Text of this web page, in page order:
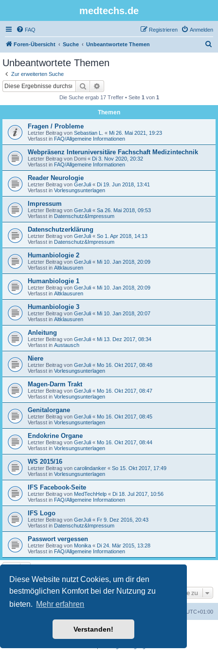
Diese Website nutzt Cookies, um dir den
bestmöglichen Komfort bei der Nutzung zu
bieten. Mehr erfahren
Verstanden!
medtechs.de
FAQ Anmelden
Registrieren
Foren-Übersicht Suche Unbeantwortete Themen
Unbeantwortete Themen
Zur erweiterten Suche
Suche
Die Suche ergab 17 Treffer • Seite 1 von 1
Themen
Fragen / Probleme
Letzter Beitrag von Sebastian L. « Mi 26. Mai 2021, 19:23
Verfasst in FAQ/Allgemeine Informationen
Webpräsenz Interuniversitäre Fachschaft Medizintechnik
Letzter Beitrag von Domi « Di 3. Nov 2020, 20:32
Verfasst in FAQ/Allgemeine Informationen
Reader Neurologie
Letzter Beitrag von GerJuli « Di 19. Jun 2018, 13:41
Verfasst in Vorlesungsunterlagen
Impressum
Letzter Beitrag von GerJuli « Sa 26. Mai 2018, 09:53
Verfasst in Datenschutz&Impressum
Datenschutzerklärung
Letzter Beitrag von GerJuli « So 1. Apr 2018, 14:13
Verfasst in Datenschutz&Impressum
Humanbiologie 2
Letzter Beitrag von GerJuli « Mi 10. Jan 2018, 20:09
Verfasst in Altklausuren
Humanbiologie 1
Letzter Beitrag von GerJuli « Mi 10. Jan 2018, 20:09
Verfasst in Altklausuren
Humanbiologie 3
Letzter Beitrag von GerJuli « Mi 10. Jan 2018, 20:07
Verfasst in Altklausuren
Anleitung
Letzter Beitrag von GerJuli « Mi 13. Dez 2017, 08:34
Verfasst in Austausch
Niere
Letzter Beitrag von GerJuli « Mo 16. Okt 2017, 08:48
Verfasst in Vorlesungsunterlagen
Magen-Darm Trakt
Letzter Beitrag von GerJuli « Mo 16. Okt 2017, 08:47
Verfasst in Vorlesungsunterlagen
Genitalorgane
Letzter Beitrag von GerJuli « Mo 16. Okt 2017, 08:45
Verfasst in Vorlesungsunterlagen
Endokrine Organe
Letzter Beitrag von GerJuli « Mo 16. Okt 2017, 08:44
Verfasst in Vorlesungsunterlagen
WS 2015/16
Letzter Beitrag von carolindanker « So 15. Okt 2017, 17:49
Verfasst in Vorlesungsunterlagen
IFS Facebook-Seite
Letzter Beitrag von MedTechHelp « Di 18. Jul 2017, 10:56
Verfasst in FAQ/Allgemeine Informationen
IFS Logo
Letzter Beitrag von GerJuli « Fr 9. Dez 2016, 20:43
Verfasst in Datenschutz&Impressum
Passwort vergessen
Letzter Beitrag von Monika « Di 24. Mär 2015, 13:28
Verfasst in FAQ/Allgemeine Informationen
Die Suche ergab 17 Treffer • Seite 1 von
Gehe zu
UTC+01:00
Powered byphpBB® Forum Software © phpBB Limited
phpBB.de